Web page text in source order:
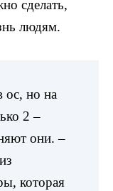
сделать,
людям.
ос, но на
2 –
они. –
которая